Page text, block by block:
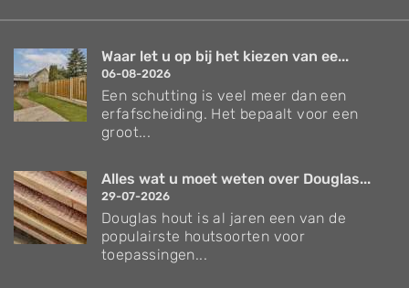
Waar let u op bij het kiezen van ee...
06-08-2026
Een schutting is veel meer dan een
erfafscheiding. Het bepaalt voor een
groot...
Alles wat u moet weten over Douglas...
29-07-2026
Douglas hout is al jaren een van de
populairste houtsoorten voor
toepassingen...